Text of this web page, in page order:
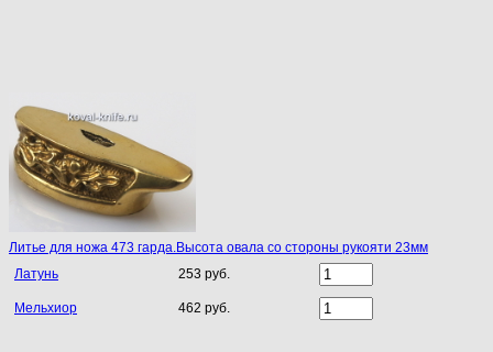
Литье для ножа 473 гарда.Высота овала со стороны рукояти 23мм
Латунь
253 руб.
Мельхиор 462 руб.